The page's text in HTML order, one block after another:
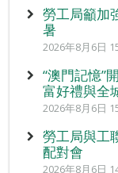
勞工局籲加
暑
2026年8月6日
“澳門記憶”
富好禮與全
2026年8月6日
勞工局與工
配對會
2026年8月6日